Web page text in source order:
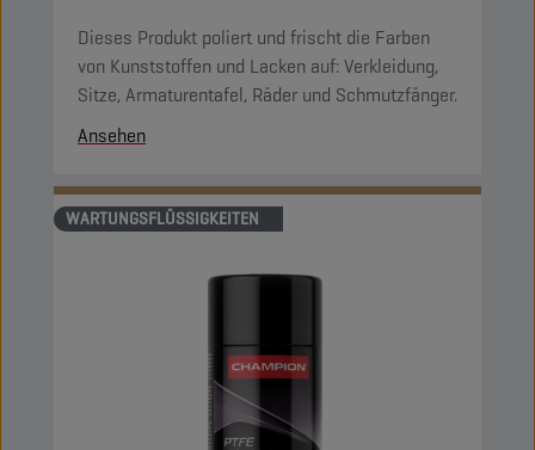
Dieses Produkt poliert und frischt die Farben
von Kunststoffen und Lacken auf: Verkleidung,
Sitze, Armaturentafel, Räder und Schmutzfänger.
Ansehen
WARTUNGSFLÜSSIGKEITEN